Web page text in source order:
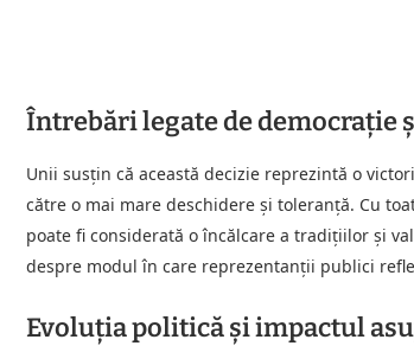
Întrebări legate de democrație
Unii susțin că această decizie reprezintă o
către o mai mare deschidere și toleranță. Cu
poate fi considerată o încălcare a tradițiilor și
despre modul în care reprezentanții publici
Evoluția politică și impactul